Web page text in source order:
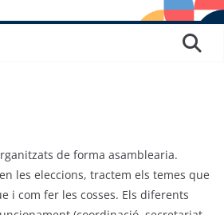
de forma asamblearia.
les eleccions, tractem els temes que
i com fer les cosses. Els diferents